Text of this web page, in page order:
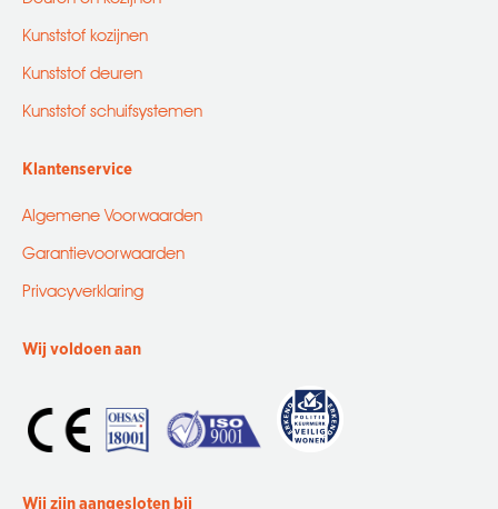
Kunststof kozijnen
Kunststof deuren
Kunststof schuifsystemen
Klantenservice
Algemene Voorwaarden
Garantievoorwaarden
Privacyverklaring
Wij voldoen aan
Wij zijn aangesloten bij